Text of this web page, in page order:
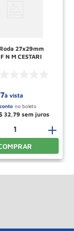
27x29mm
N M CESTARI
à vista
32 79
＋